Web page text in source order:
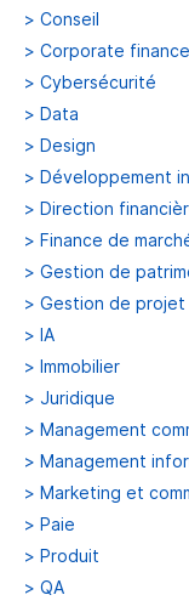
> Conseil
> Corporate finance
> Cybersécurité
> Data
> Design
> Développement
> Direction
> Finance de
> Gestion de
> Gestion de projet
> IA
> Immobilier
> Juridique
> Management
> Management
> Marketing et
> Paie
> Produit
> QA